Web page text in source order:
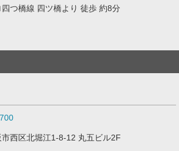
つ橋線 四ツ橋より 徒歩 約8分
市西区北堀江1-8-12 丸五ビル2F